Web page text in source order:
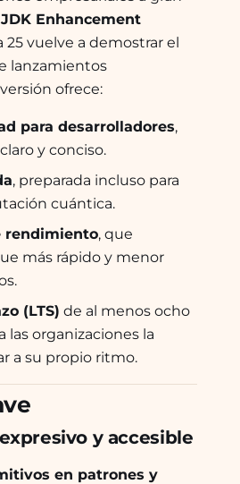
Enhancement
25 vuelve a demostrar el
lanzamientos
ofrece:
para desarrolladores,
y conciso.
, preparada incluso para
cuántica.
rendimiento, que
más rápido y menor
(LTS) de al menos ocho
las organizaciones la
a su propio ritmo.
y accesible
en patrones y